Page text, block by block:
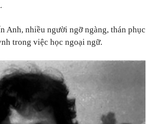
Anh, nhiều người ngỡ ngàng, thán phục
trong việc học ngoại ngữ.